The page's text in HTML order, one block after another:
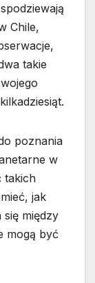
Chile,
takie
poznania
w
takich
jak
między
mogą być